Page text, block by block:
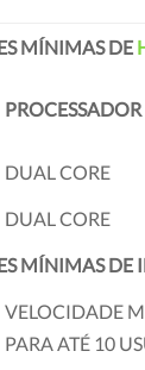
MÍNIMAS DE
PROCESSADOR
DUAL CORE
DUAL CORE
MÍNIMAS DE
VELOCIDADE
PARA ATÉ 10